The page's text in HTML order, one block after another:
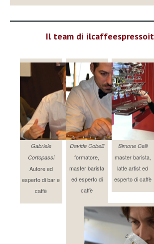
Il team di
Gabriele
Cortopassi
Autore ed
esperto di bar e
caffè
Davide Cobelli
formatore,
master barista
ed esperto di
caffè
Simone Celli
master barista,
latte artist ed
esperto di caffè